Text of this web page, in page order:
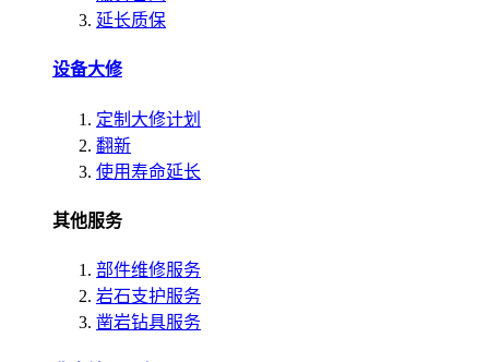
延长质保
设备大修
定制大修计划
翻新
使用寿命延长
其他服务
部件维修服务
岩石支护服务
凿岩钻具服务